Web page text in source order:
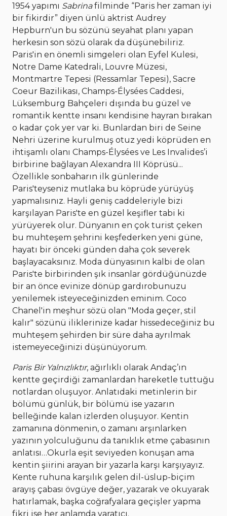
1954 yapımı Sabrinafilminde “Paris her zaman iyi
bir fikirdir” diyen ünlü aktrist Audrey
Hepburn'un bu sözünü seyahat planı yapan
herkesin son sözü olarak da düşünebiliriz.
Paris'in en önemli simgeleri olan Eyfel Kulesi,
Notre Dame Katedrali, Louvre Müzesi,
Montmartre Tepesi (Ressamlar Tepesi), Sacre
Coeur Bazilikası, Champs-Élysées Caddesi,
Lüksemburg Bahçeleri dışında bu güzel ve
romantik kentte insanı kendisine hayran bırakan
o kadar çok yer var ki. Bunlardan biri de Seine
Nehri üzerine kurulmuş otuz yedi köprüden en
ihtişamlı olanı Champs-Élysées ve Les Invalides’i
birbirine bağlayan Alexandra III Köprüsü...
Özellikle sonbaharın ilk günlerinde
Paris'teyseniz mutlaka bu köprüde yürüyüş
yapmalısınız. Hayli geniş caddeleriyle bizi
karşılayan Paris'te en güzel keşifler tabi ki
yürüyerek olur. Dünyanın en çok turist çeken
bu muhteşem şehrini keşfederken yeni güne,
hayatı bir önceki günden daha çok severek
başlayacaksınız. Moda dünyasının kalbi de olan
Paris'te birbirinden şık insanlar gördüğünüzde
bir an önce evinize dönüp gardırobunuzu
yenilemek isteyeceğinizden eminim. Coco
Chanel'in meşhur sözü olan "Moda geçer, stil
kalır" sözünü iliklerinize kadar hissedeceğiniz bu
muhteşem şehirden bir süre daha ayrılmak
istemeyeceğinizi düşünüyorum.
Paris Bir Yalnızlıktır, ağırlıklı olarak Andaç’ın
kentte geçirdiği zamanlardan hareketle tuttuğu
notlardan oluşuyor. Anlatıdaki metinlerin bir
bölümü günlük, bir bölümü ise yazarın
belleğinde kalan izlerden oluşuyor. Kentin
zamanına dönmenin, o zamanı arşınlarken
yazının yolculuğunu da tanıklık etme çabasının
anlatısı…Okurla eşit seviyeden konuşan ama
kentin şiirini arayan bir yazarla karşı karşıyayız.
Kente ruhuna karşılık gelen dil-üslup-biçim
arayış çabası övgüye değer, yazarak ve okuyarak
hatırlamak, başka coğrafyalara geçişler yapma
fikri ise her anlamda yaratıcı.